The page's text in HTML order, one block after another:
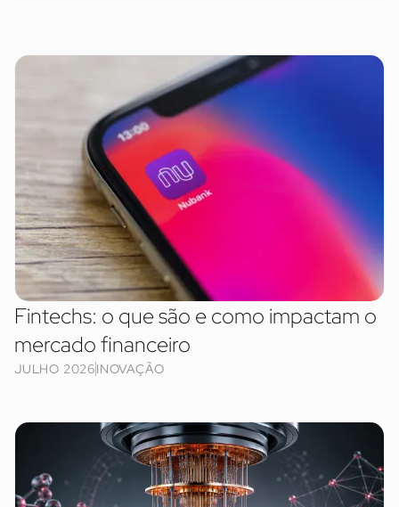
Fintechs: o que são e como impactam o
mercado financeiro
JULHO 2026INOVAÇÃO